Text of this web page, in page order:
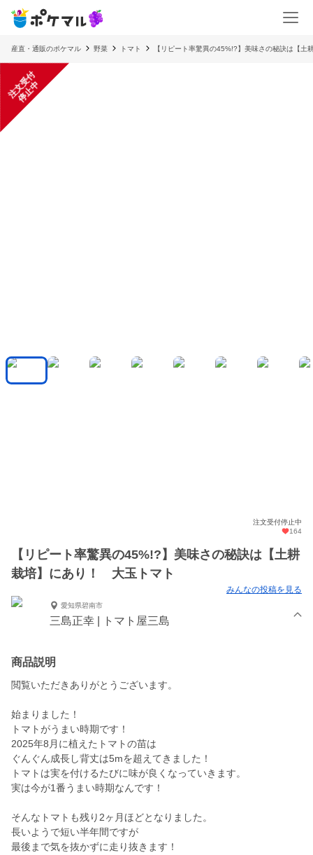
産直・通販のポケマル 野菜 トマト 【リピート率驚異の45%!?】美味さの秘訣は【
注
文
受
付
停
止
中
注文受付停止中
164
【リピート率驚異の45%!?】美味さの秘訣は【土耕
栽培】にあり！ 大玉トマト
みんなの投稿を見る
愛知県碧南市
三島正幸 | トマト屋三島
商品説明
閲覧いただきありがとうございます。
始まりました！
トマトがうまい時期です！
2025年8月に植えたトマトの苗は
ぐんぐん成長し背丈は5mを超えてきました！
トマトは実を付けるたびに味が良くなっていきます。
実は今が1番うまい時期なんです！
そんなトマトも残り2ヶ月ほどとなりました。
長いようで短い半年間ですが
最後まで気を抜かずに走り抜きます！